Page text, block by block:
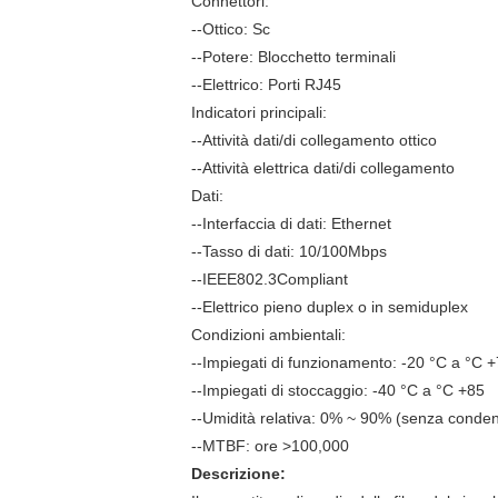
--Ottico: Sc
--Potere: Blocchetto terminali
--Elettrico: Porti RJ45
Indicatori principali:
--Attività dati/di collegamento ottico
--Attività elettrica dati/di collegamento
Dati:
--Interfaccia di dati: Ethernet
--Tasso di dati: 10/100Mbps
--IEEE802.3Compliant
--Elettrico pieno duplex o in semiduplex
Condizioni ambientali:
--Impiegati di funzionamento: -20 °C a °C
--Impiegati di stoccaggio: -40 °C a °C +85
--Umidità relativa: 0% ~ 90% (senza
--MTBF: ore >100,000
Descrizione: